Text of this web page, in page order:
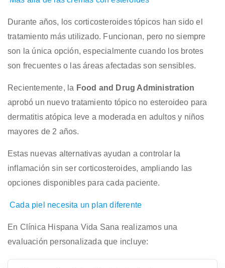
Durante años, los corticosteroides tópicos han sido el
tratamiento más utilizado. Funcionan, pero no siempre
son la única opción, especialmente cuando los brotes
son frecuentes o las áreas afectadas son sensibles.
Recientemente, la Food and Drug Administration
aprobó un nuevo tratamiento tópico no esteroideo para
dermatitis atópica leve a moderada en adultos y niños
mayores de 2 años.
Estas nuevas alternativas ayudan a controlar la
inflamación sin ser corticosteroides, ampliando las
opciones disponibles para cada paciente.
Cada piel necesita un plan diferente
En Clínica Hispana Vida Sana realizamos una
evaluación personalizada que incluye: